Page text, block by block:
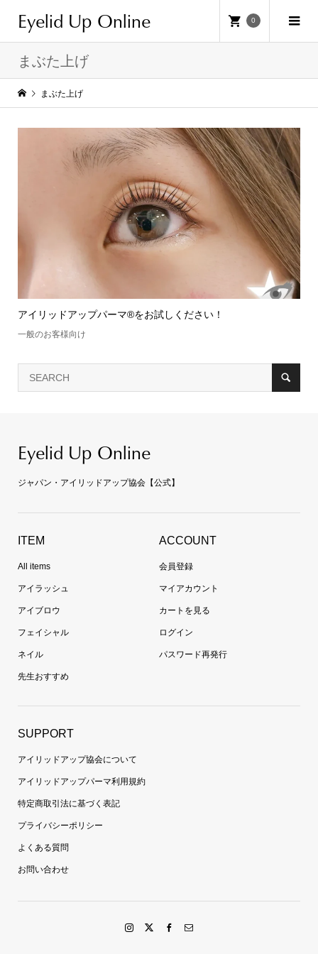
Eyelid Up Online 0
まぶた上げ
まぶた上げ
アイリッドアップパーマ®をお試しください！
一般のお客様向け
Eyelid Up Online
ジャパン・アイリッドアップ協会【公式】
ITEM
All items
アイラッシュ
アイブロウ
フェイシャル
ネイル
先生おすすめ
ACCOUNT
会員登録
マイアカウント
カートを見る
ログイン
パスワード再発行
SUPPORT
アイリッドアップ協会について
アイリッドアップパーマ利用規約
特定商取引法に基づく表記
プライバシーポリシー
よくある質問
お問い合わせ